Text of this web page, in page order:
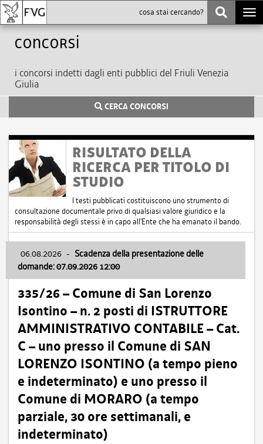
Concorsi
i concorsi indetti dagli enti pubblici del Friuli Venezia
Giulia
CERCA CONCORSI
RISULTATO DELLA
RICERCA PER TITOLO DI
STUDIO
I testi pubblicati costituiscono uno strumento di
consultazione documentale privo di qualsiasi valore giuridico e la
responsabilità degli stessi è in capo all'Ente che ha emanato il bando.
06.08.2026 - Scadenza della presentazione delle
domande: 07.09.2026 12:00
335/26 – Comune di San Lorenzo
Isontino – n. 2 posti di ISTRUTTORE
AMMINISTRATIVO CONTABILE – Cat.
C – uno presso il Comune di SAN
LORENZO ISONTINO (a tempo pieno
e indeterminato) e uno presso il
Comune di MORARO (a tempo
parziale, 30 ore settimanali, e
indeterminato)